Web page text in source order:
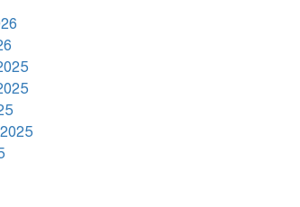
ইসমাইল হোসেন জনি
তোমাকেই চেয়েছি …. মনিরা
ইসলাম